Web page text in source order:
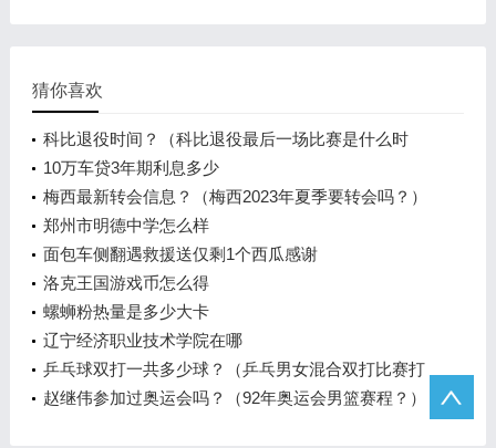
猜你喜欢
科比退役时间？（科比退役最后一场比赛是什么时
候？）
10万车贷3年期利息多少
梅西最新转会信息？（梅西2023年夏季要转会吗？）
郑州市明德中学怎么样
面包车侧翻遇救援送仅剩1个西瓜感谢
洛克王国游戏币怎么得
螺蛳粉热量是多少大卡
辽宁经济职业技术学院在哪
乒乓球双打一共多少球？（乒乓男女混合双打比赛打
几局？）
赵继伟参加过奥运会吗？（92年奥运会男篮赛程？）